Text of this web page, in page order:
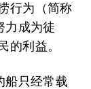
行为（简称
力成为徒
的利益。
船只经常载